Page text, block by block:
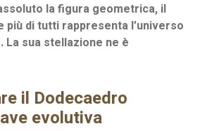
la figura geometrica, il
più di tutti rappresenta l’universo
La sua stellazione ne è
il Dodecaedro
evolutiva